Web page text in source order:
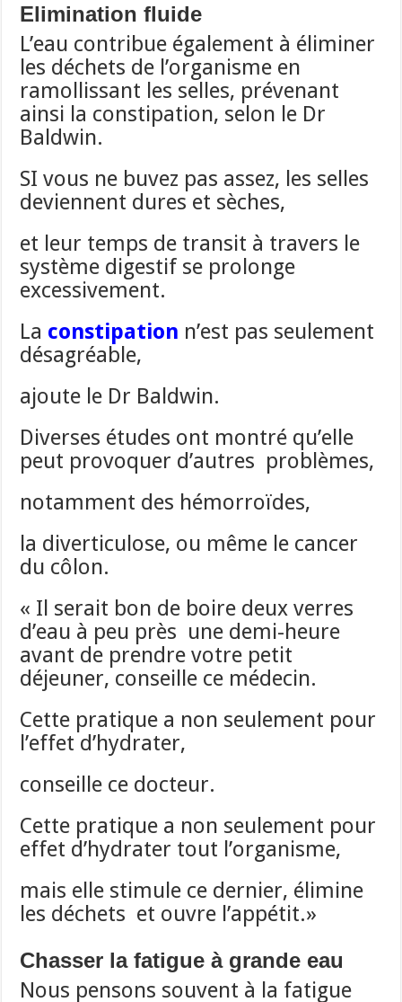
Elimination fluide
L’eau contribue également à éliminer
les déchets de l’organisme en
ramollissant les selles, prévenant
ainsi la constipation, selon le Dr
Baldwin.
SI vous ne buvez pas assez, les selles
deviennent dures et sèches,
et leur temps de transit à travers le
système digestif se prolonge
excessivement.
La constipation n’est pas seulement
désagréable,
ajoute le Dr Baldwin.
Diverses études ont montré qu’elle
peut provoquer d’autres problèmes,
notamment des hémorroïdes,
la diverticulose, ou même le cancer
du côlon.
« Il serait bon de boire deux verres
d’eau à peu près une demi-heure
avant de prendre votre petit
déjeuner, conseille ce médecin.
Cette pratique a non seulement pour
l’effet d’hydrater,
conseille ce docteur.
Cette pratique a non seulement pour
effet d’hydrater tout l’organisme,
mais elle stimule ce dernier, élimine
les déchets et ouvre l’appétit.»
Chasser la fatigue à grande eau
Nous pensons souvent à la fatigue